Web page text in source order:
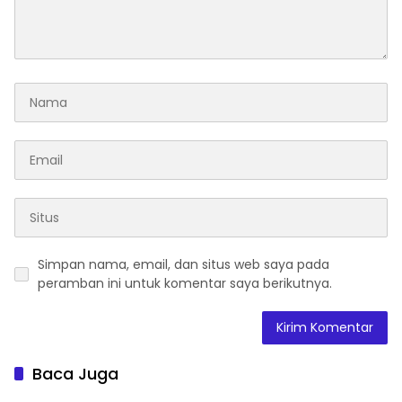
Simpan nama, email, dan situs web saya pada
peramban ini untuk komentar saya berikutnya.
Baca Juga